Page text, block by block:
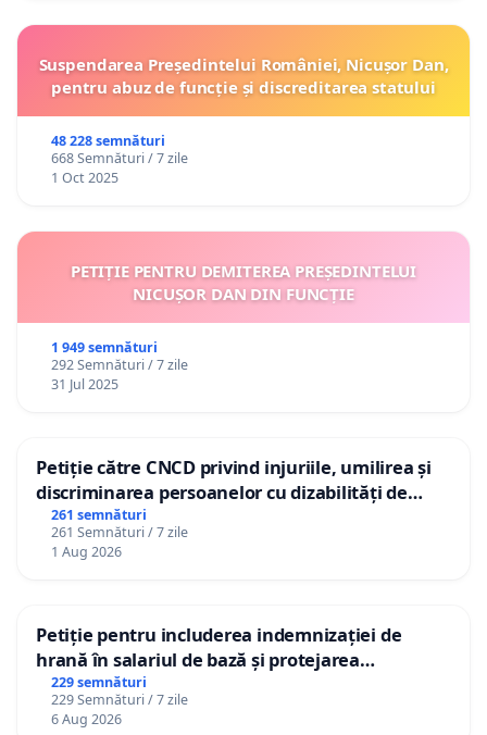
Suspendarea Președintelui României, Nicușor Dan,
pentru abuz de funcție și discreditarea statului
48 228 semnături
668 Semnături / 7 zile
1 Oct 2025
PETIȚIE PENTRU DEMITEREA PREȘEDINTELUI
NICUȘOR DAN DIN FUNCȚIE
1 949 semnături
292 Semnături / 7 zile
31 Jul 2025
Petiție către CNCD privind injuriile, umilirea și
discriminarea persoanelor cu dizabilități de
către utilizatorul TikTok „Gorici”
261 semnături
261 Semnături / 7 zile
1 Aug 2026
Petiție pentru includerea indemnizației de
hrană în salariul de bază și protejarea
gradațiilor de vechime pentru asistenții
personali
229 semnături
229 Semnături / 7 zile
6 Aug 2026